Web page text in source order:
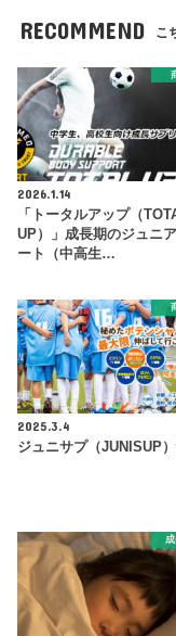
RECOMMEND こ
2026.1.14
「トータルアップ（
UP）」成長期のジュニ
ート（中高生…
2025.3.4
ジュニサプ（JUNISUP